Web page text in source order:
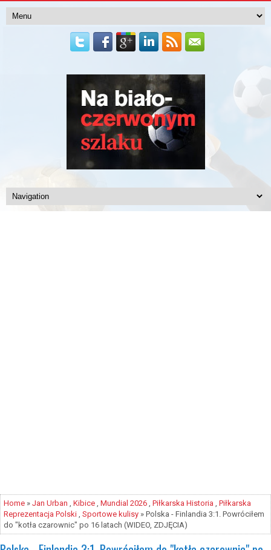
Home » Jan Urban , Kibice , Mundial 2026 , Piłkarska Historia , Piłkarska
Reprezentacja Polski , Sportowe kulisy » Polska - Finlandia 3:1. Powróciłem
do "kotła czarownic" po 16 latach (WIDEO, ZDJĘCIA)